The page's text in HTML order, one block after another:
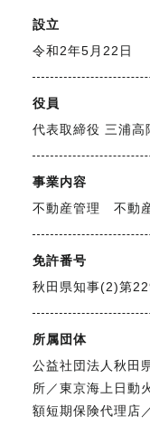
マスターおすすめ
スタッフ紹介
マスターのブログ
開
土曜
設立
令和2年5月22日
役員
代表取締役 三浦高
事業内容
不動産管理 不動
免許番号
秋田県知事(2)第
所属団体
公益社団法人秋田
所／東京海上日動
額短期保険代理店